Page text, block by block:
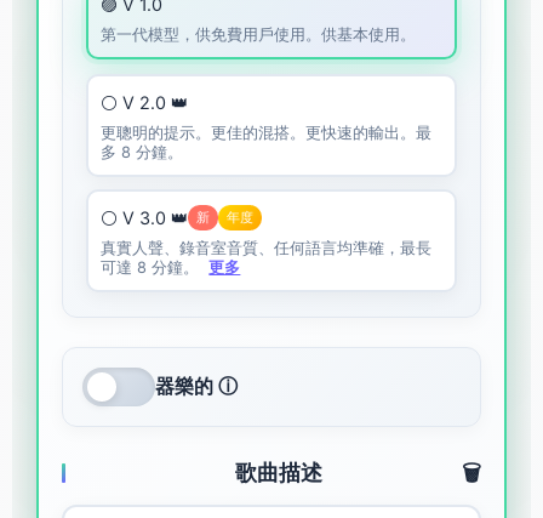
🟣 V 1.0
第一代模型，供免費用戶使用。供基本使用。
⚪ V 2.0 👑
更聰明的提示。更佳的混搭。更快速的輸出。最
多 8 分鐘。
⚪ V 3.0 👑 新 年度
真實人聲、錄音室音質、任何語言均準確，最長
可達 8 分鐘。
更多
器樂的 ⓘ
歌曲描述 🗑️